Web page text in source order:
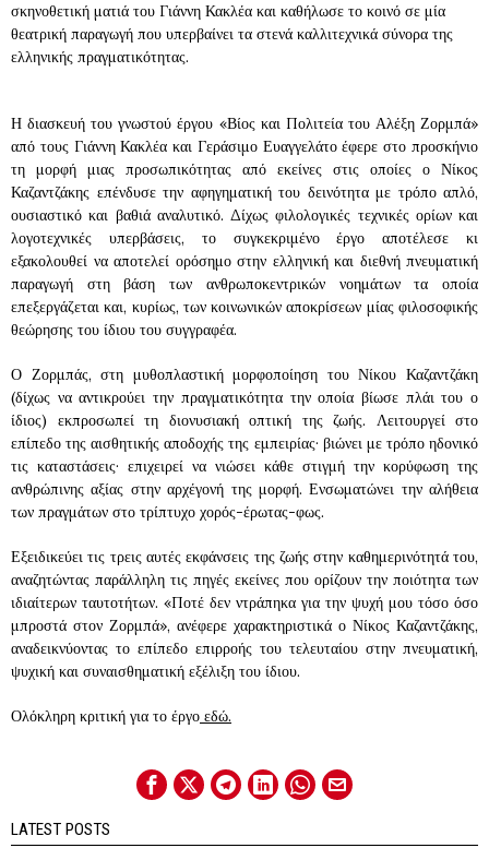
σκηνοθετική ματιά του Γιάννη Κακλέα και καθήλωσε το κοινό σε μία
θεατρική παραγωγή που υπερβαίνει τα στενά καλλιτεχνικά σύνορα της
ελληνικής πραγματικότητας.
Η διασκευή του γνωστού έργου «Βίος και Πολιτεία του Αλέξη Ζορμπά»
από τους Γιάννη Κακλέα και Γεράσιμο Ευαγγελάτο έφερε στο προσκήνιο
τη μορφή μιας προσωπικότητας από εκείνες στις οποίες ο Νίκος
Καζαντζάκης επένδυσε την αφηγηματική του δεινότητα με τρόπο απλό,
ουσιαστικό και βαθιά αναλυτικό. Δίχως φιλολογικές τεχνικές ορίων και
λογοτεχνικές υπερβάσεις, το συγκεκριμένο έργο αποτέλεσε κι
εξακολουθεί να αποτελεί ορόσημο στην ελληνική και διεθνή πνευματική
παραγωγή στη βάση των ανθρωποκεντρικών νοημάτων τα οποία
επεξεργάζεται και, κυρίως, των κοινωνικών αποκρίσεων μίας φιλοσοφικής
θεώρησης του ίδιου του συγγραφέα.
Ο Ζορμπάς, στη μυθοπλαστική μορφοποίηση του Νίκου Καζαντζάκη
(δίχως να αντικρούει την πραγματικότητα την οποία βίωσε πλάι του ο
ίδιος) εκπροσωπεί τη διονυσιακή οπτική της ζωής. Λειτουργεί στο
επίπεδο της αισθητικής αποδοχής της εμπειρίας· βιώνει με τρόπο ηδονικό
τις καταστάσεις· επιχειρεί να νιώσει κάθε στιγμή την κορύφωση της
ανθρώπινης αξίας στην αρχέγονή της μορφή. Ενσωματώνει την αλήθεια
των πραγμάτων στο τρίπτυχο χορός-έρωτας-φως.
Εξειδικεύει τις τρεις αυτές εκφάνσεις της ζωής στην καθημερινότητά του,
αναζητώντας παράλληλη τις πηγές εκείνες που ορίζουν την ποιότητα των
ιδιαίτερων ταυτοτήτων. «Ποτέ δεν ντράπηκα για την ψυχή μου τόσο όσο
μπροστά στον Ζορμπά», ανέφερε χαρακτηριστικά ο Νίκος Καζαντζάκης,
αναδεικνύοντας το επίπεδο επιρροής του τελευταίου στην πνευματική,
ψυχική και συναισθηματική εξέλιξη του ίδιου.
Ολόκληρη κριτική για το έργο εδώ.
LATEST POSTS